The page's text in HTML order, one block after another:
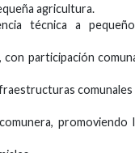
agricultura.
técnica a
participación
comunales
promoviendo